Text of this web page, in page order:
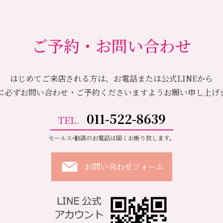
ご予約・お問い合わせ
はじめてご来店される方は、お電話または公式LINEから
必ずお問い合わせ・ご予約くださいますようお願い申し上げ
TEL. 011-522-8639
セールス•勧誘のお電話は固くお断り致します。
お問い合わせフォーム